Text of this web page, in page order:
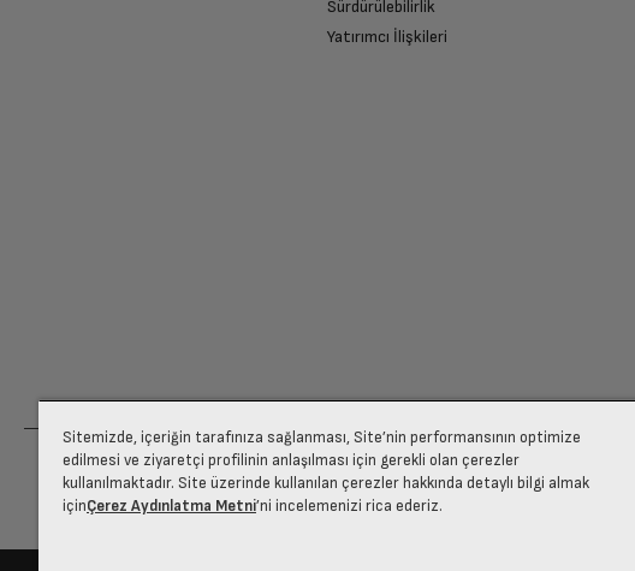
Sürdürülebilirlik
Yatırımcı İlişkileri
Sitemizde, içeriğin tarafınıza sağlanması, Site’nin performansının optimize
edilmesi ve ziyaretçi profilinin anlaşılması için gerekli olan çerezler
kullanılmaktadır. Site üzerinde kullanılan çerezler hakkında detaylı bilgi almak
içinÇerez Aydınlatma Metni’ni incelemenizi rica ederiz.